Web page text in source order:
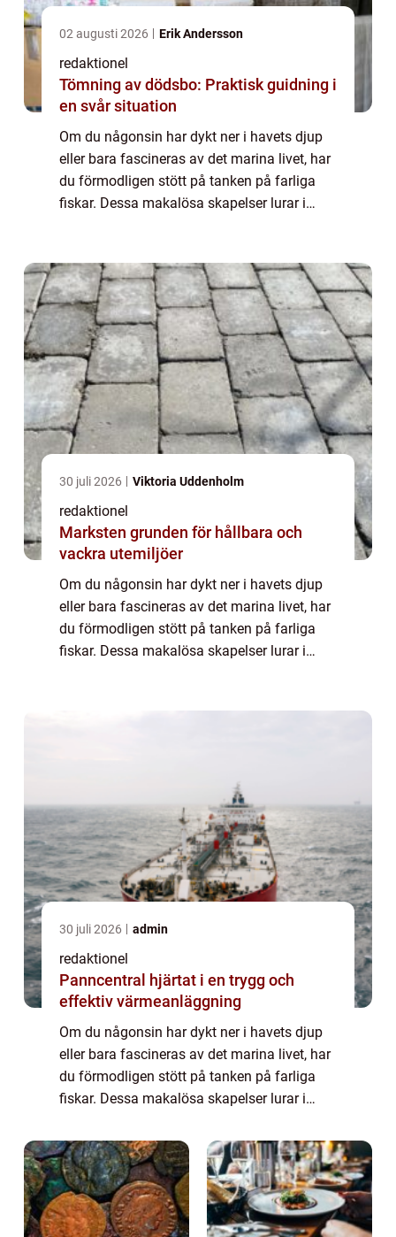
02 augusti 2026 Erik Andersson
redaktionel
Tömning av dödsbo: Praktisk guidning i
en svår situation
Om du någonsin har dykt ner i havets djup
eller bara fascineras av det marina livet, har
du förmodligen stött på tanken på farliga
fiskar. Dessa makalösa skapelser lurar i
30 juli 2026 Viktoria Uddenholm
redaktionel
Marksten grunden för hållbara och
vackra utemiljöer
Om du någonsin har dykt ner i havets djup
eller bara fascineras av det marina livet, har
du förmodligen stött på tanken på farliga
fiskar. Dessa makalösa skapelser lurar i
30 juli 2026 admin
redaktionel
Panncentral hjärtat i en trygg och
effektiv värmeanläggning
Om du någonsin har dykt ner i havets djup
eller bara fascineras av det marina livet, har
du förmodligen stött på tanken på farliga
fiskar. Dessa makalösa skapelser lurar i
yttre samtidigt som de kan vara frukt...